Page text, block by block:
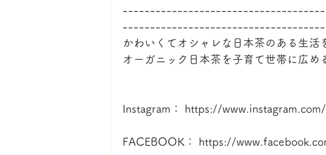
------------------------------------------
かわいくてオシャレな日本茶のある生活
オーガニック日本茶を子育て世帯に広め
Instagram： https://
FACEBOOK： https://